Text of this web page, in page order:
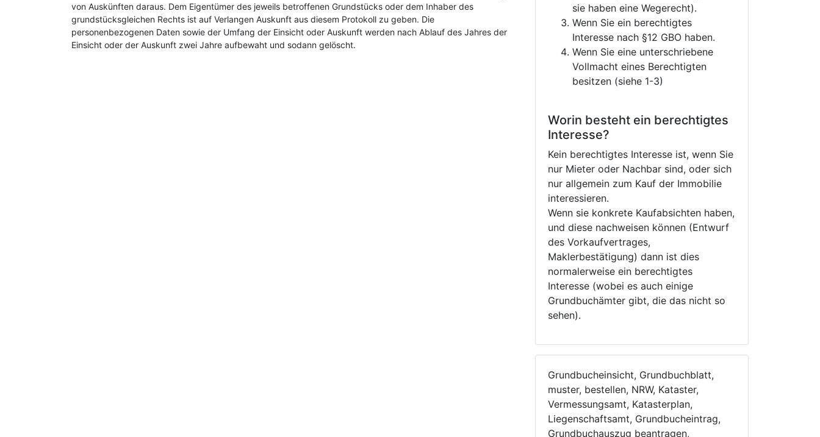
von Auskünften daraus. Dem Eigentümer des jeweils betroffenen Grundstücks oder dem Inhaber des
grundstücksgleichen Rechts ist auf Verlangen Auskunft aus diesem Protokoll zu geben. Die
personenbezogenen Daten sowie der Umfang der Einsicht oder Auskunft werden nach Ablauf des Jahres der
Einsicht oder der Auskunft zwei Jahre aufbewaht und sodann gelöscht.
sie haben eine Wegerecht).
Wenn Sie ein berechtigtes
Interesse nach §12 GBO haben.
Wenn Sie eine unterschriebene
Vollmacht eines Berechtigten
besitzen (siehe 1-3)
Worin besteht ein berechtigtes
Interesse?
Kein berechtigtes Interesse ist, wenn Sie
nur Mieter oder Nachbar sind, oder sich
nur allgemein zum Kauf der Immobilie
interessieren.
Wenn sie konkrete Kaufabsichten haben,
und diese nachweisen können (Entwurf
des Vorkaufvertrages,
Maklerbestätigung) dann ist dies
normalerweise ein berechtigtes
Interesse (wobei es auch einige
Grundbuchämter gibt, die das nicht so
sehen).
Grundbucheinsicht, Grundbuchblatt,
muster, bestellen, NRW, Kataster,
Vermessungsamt, Katasterplan,
Liegenschaftsamt, Grundbucheintrag,
Grundbuchauszug beantragen,